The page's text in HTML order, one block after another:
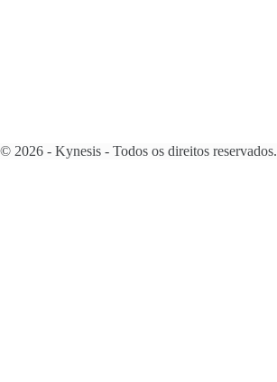
© 2026 - Kynesis - Todos os direitos reservados.